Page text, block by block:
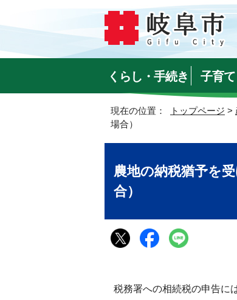
くらし・手続き 子育
現在の位置： トップページ >
場合）
農地の納税猶予を
合）
税務署への相続税の申告に